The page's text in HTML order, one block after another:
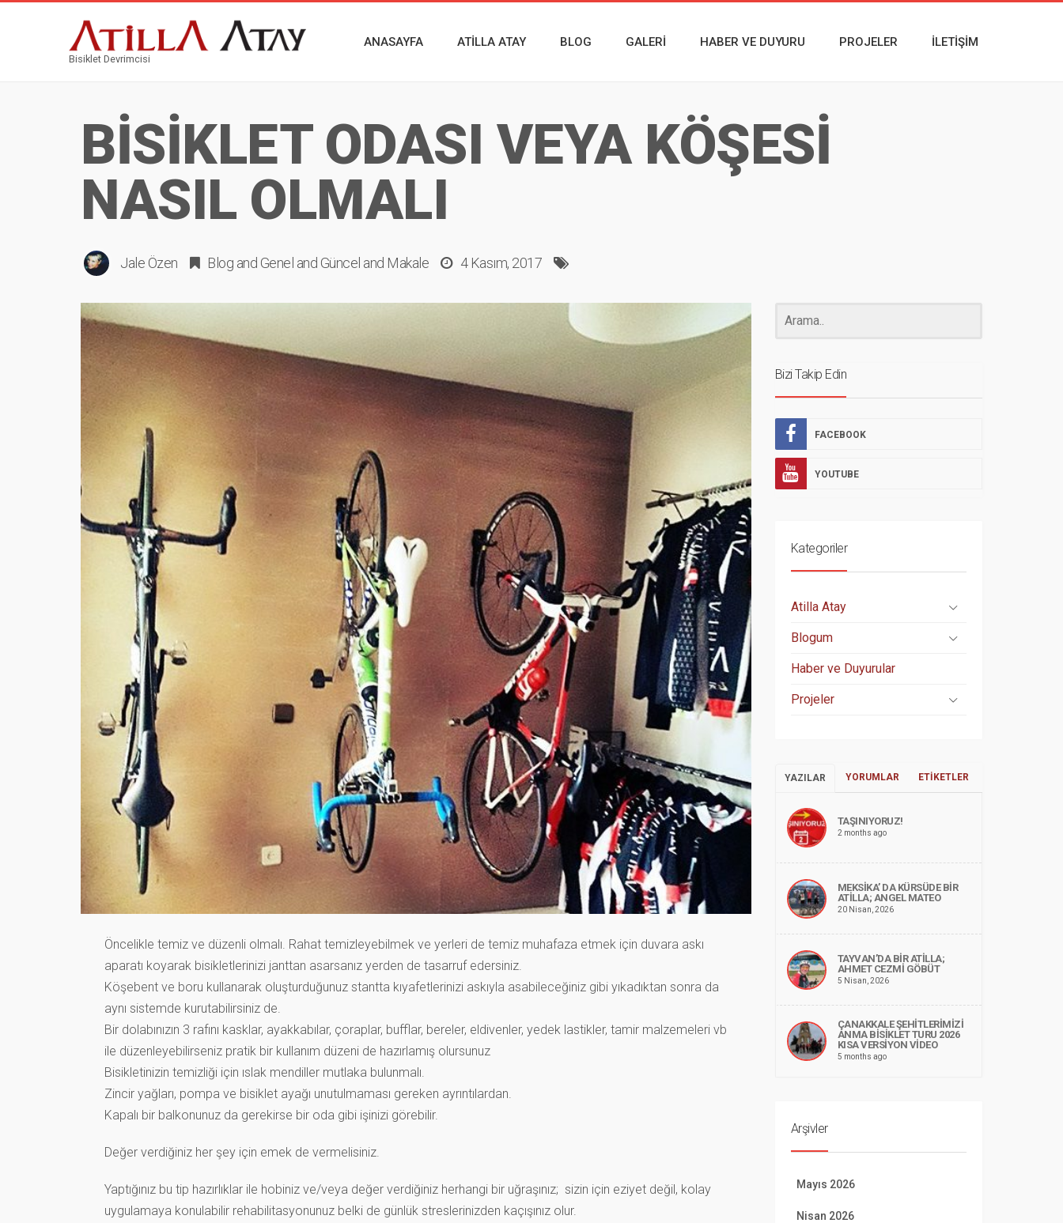
Bisiklet Devrimcisi
ANASAYFA ATILLA ATAY BLOG GALERI HABER VE DUYURU PROJELER İLETIŞIM
BİSİKLET ODASI VEYA KÖŞESİ
NASIL OLMALI
Jale Özen Blog and Genel and Güncel and Makale 4 Kasım, 2017
Öncelikle temiz ve düzenli olmalı. Rahat temizleyebilmek ve yerleri de temiz muhafaza etmek için duvara askı
aparatı koyarak bisikletlerinizi janttan asarsanız yerden de tasarruf edersiniz.
Köşebent ve boru kullanarak oluşturduğunuz stantta kıyafetlerinizi askıyla asabileceğiniz gibi yıkadıktan sonra da
aynı sistemde kurutabilirsiniz de.
Bir dolabınızın 3 rafını kasklar, ayakkabılar, çoraplar, bufflar, bereler, eldivenler, yedek lastikler, tamir malzemeleri vb
ile düzenleyebilirseniz pratik bir kullanım düzeni de hazırlamış olursunuz
Bisikletinizin temizliği için ıslak mendiller mutlaka bulunmalı.
Zincir yağları, pompa ve bisiklet ayağı unutulmaması gereken ayrıntılardan.
Kapalı bir balkonunuz da gerekirse bir oda gibi işinizi görebilir.
Değer verdiğiniz her şey için emek de vermelisiniz.
Yaptığınız bu tip hazırlıklar ile hobiniz ve/veya değer verdiğiniz herhangi bir uğraşınız; sizin için eziyet değil, kolay
uygulamaya konulabilir rehabilitasyonunuz belki de günlük streslerinizden kaçışınız olur.
Bizi Takip Edin
FACEBOOK
YOUTUBE
Kategoriler
Atilla Atay
Blogum
Haber ve Duyurular
Projeler
YAZILAR YORUMLAR ETIKETLER
TAŞINIYORUZ!
2 months ago
MEKSİKA’ DA KÜRSÜDE BİR
ATİLLA; ANGEL MATEO
20 Nisan, 2026
TAYVAN’DA BİR ATİLLA;
AHMET CEZMİ GÖBÜT
5 Nisan, 2026
ÇANAKKALE ŞEHİTLERİMİZİ
ANMA BİSİKLET TURU 2026
KISA VERSİYON VİDEO
5 months ago
Arşivler
Mayıs 2026
Nisan 2026